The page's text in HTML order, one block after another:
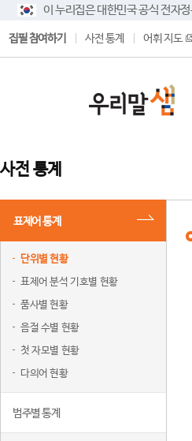
이 누리집은 대한민국 공식 전자
집필 참여하기 사전 통계 어휘 지도
사전 통계
표제어 통계
단위별 현황
표제어 분석 기호별 현황
품사별 현황
음절 수별 현황
첫 자모별 현황
다의어 현황
범주별 통계